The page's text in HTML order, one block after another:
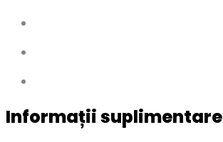
Informații suplimentare